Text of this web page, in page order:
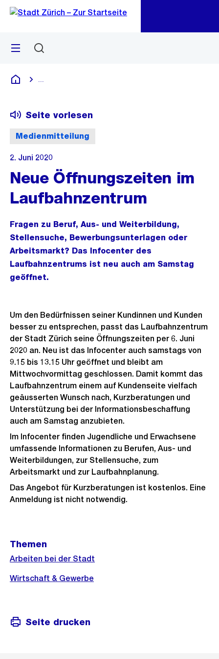
Navigation
Sprunglink
Menü
Deutsch
Medienmitteilung
Seite vorlesen
2. Juni 2020
Neue Öffnungszeiten im
Laufbahnzentrum
Fragen zu Beruf, Aus- und Weiterbildung,
Stellensuche, Bewerbungsunterlagen oder
Arbeitsmarkt? Das Infocenter des
Laufbahnzentrums ist neu auch am Samstag
geöffnet.
Um den Bedürfnissen seiner Kundinnen und Kunden
besser zu entsprechen, passt das Laufbahnzentrum
der Stadt Zürich seine Öffnungszeiten per 6. Juni
2020 an. Neu ist das Infocenter auch samstags von
9.15 bis 13.15 Uhr geöffnet und bleibt am
Mittwochvormittag geschlossen. Damit kommt das
Laufbahnzentrum einem auf Kundenseite vielfach
geäusserten Wunsch nach, Kurzberatungen und
Unterstützung bei der Informationsbeschaffung
auch am Samstag anzubieten.
Im Infocenter finden Jugendliche und Erwachsene
umfassende Informationen zu Berufen, Aus- und
Weiterbildungen, zur Stellensuche, zum
Arbeitsmarkt und zur Laufbahnplanung.
Das Angebot für Kurzberatungen ist kostenlos. Eine
Anmeldung ist nicht notwendig.
Informationen
Themen
Arbeiten bei der Stadt
Wirtschaft & Gewerbe
Seite drucken